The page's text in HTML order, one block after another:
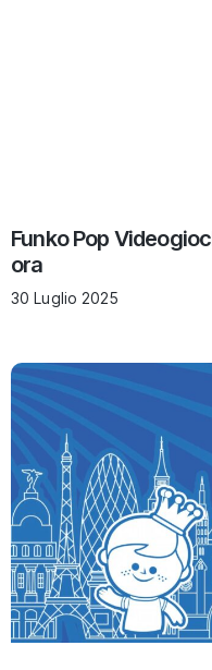
Funko Pop
ora
30 Luglio 2025